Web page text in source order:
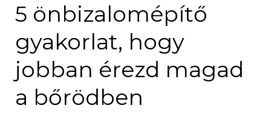
5 önbizalomépítő
gyakorlat, hogy
jobban érezd magad
a bőrödben